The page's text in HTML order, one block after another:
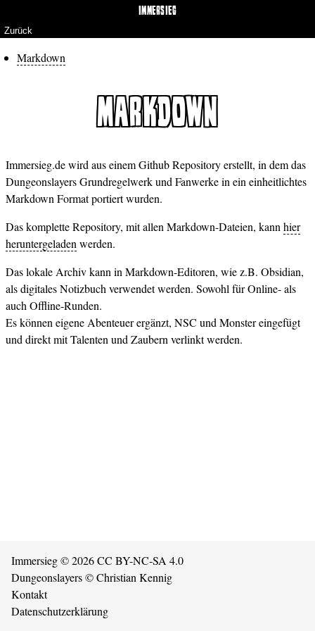
IMMERSIEG
Zurück
Markdown
MARKDOWN
Immersieg.de wird aus einem Github Repository erstellt, in dem das
Dungeonslayers Grundregelwerk und Fanwerke in ein einheitlichtes
Markdown Format portiert wurden.
Das komplette Repository, mit allen Markdown-Dateien, kann hier
heruntergeladen werden.
Das lokale Archiv kann in Markdown-Editoren, wie z.B. Obsidian,
als digitales Notizbuch verwendet werden. Sowohl für Online- als
auch Offline-Runden.
Es können eigene Abenteuer ergänzt, NSC und Monster eingefügt
und direkt mit Talenten und Zaubern verlinkt werden.
Immersieg© 2026CC BY-NC-SA 4.0
Dungeonslayers© Christian Kennig
Kontakt
Datenschutzerklärung